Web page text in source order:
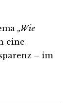
„Wie
eine
– im